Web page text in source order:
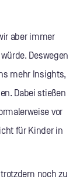
aber immer
Deswegen
mehr Insights,
Dabei stießen
vor
für Kinder in
noch zu